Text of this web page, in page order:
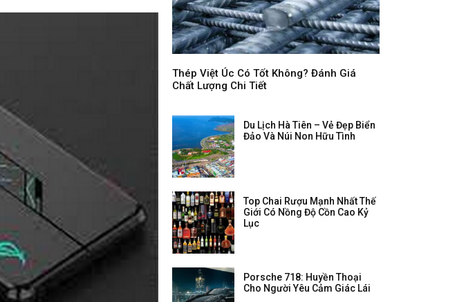
Thép Việt Úc Có Tốt Không? Đánh Giá
Chất Lượng Chi Tiết
Du Lịch Hà Tiên – Vẻ Đẹp Biển
Đảo Và Núi Non Hữu Tình
Top Chai Rượu Mạnh Nhất Thế
Giới Có Nồng Độ Cồn Cao Kỷ
Lục
Porsche 718: Huyền Thoại
Cho Người Yêu Cảm Giác Lái